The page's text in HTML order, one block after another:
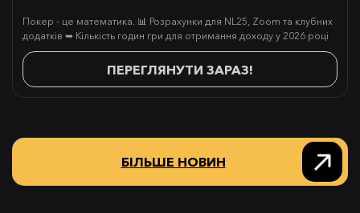
Покер - це математика. 📊 Розрахунки для NL25, Zoom та клубних
додатків ➥ Кількість годин гри для отримання доходу у 2026 році
ПЕРЕГЛЯНУТИ ЗАРАЗ!
БІЛЬШЕ НОВИН